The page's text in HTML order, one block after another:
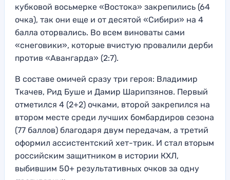
кубковой восьмерке «Востока» закрепились (64
очка), так они еще и от десятой «Сибири» на 4
балла оторвались. Во всем виноваты сами
«снеговики», которые вчистую провалили дерби
против «Авангарда» (2:7).
В составе омичей сразу три героя: Владимир
Ткачев, Рид Буше и Дамир Шарипзянов. Первый
отметился 4 (2+2) очками, второй закрепился на
втором месте среди лучших бомбардиров сезона
(77 баллов) благодаря двум передачам, а третий
оформил ассистентский хет-трик. И стал вторым
российским защитником в истории КХЛ,
выбившим 50+ результативных очков за одну